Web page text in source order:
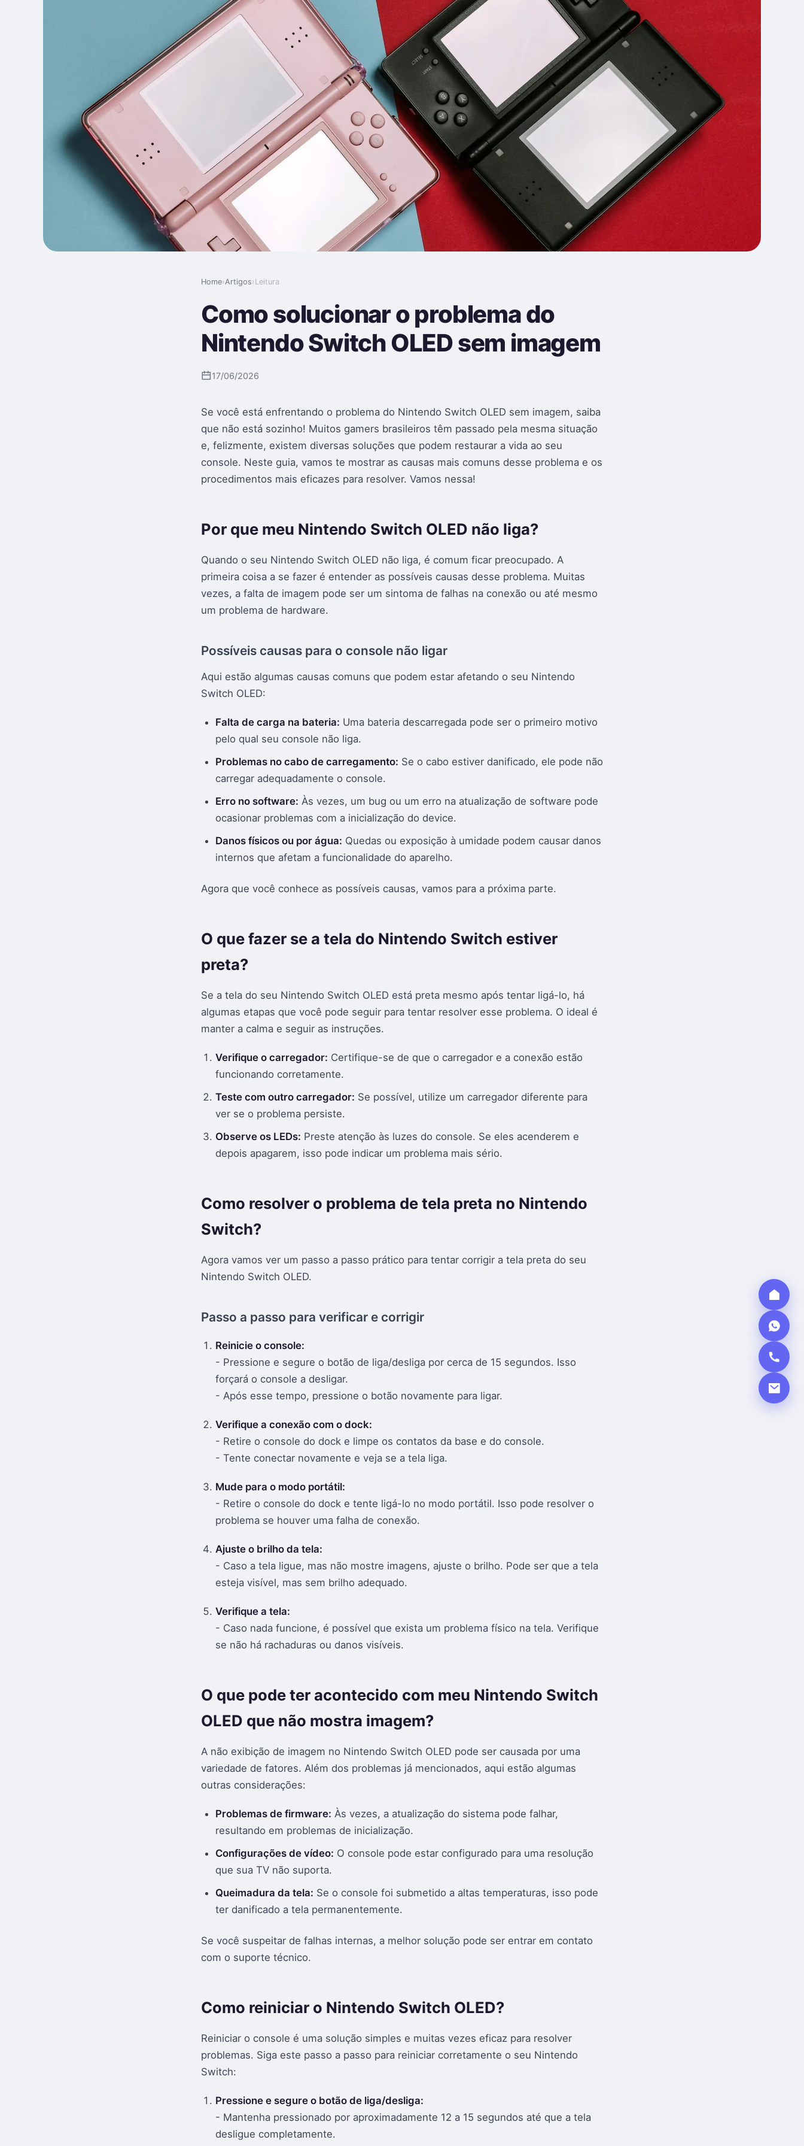
Home›Artigos›Leitura
Como solucionar o problema do
Nintendo Switch OLED sem imagem
17/06/2026
Se você está enfrentando o problema do Nintendo Switch OLED sem imagem, saiba
que não está sozinho! Muitos gamers brasileiros têm passado pela mesma situação
e, felizmente, existem diversas soluções que podem restaurar a vida ao seu
console. Neste guia, vamos te mostrar as causas mais comuns desse problema e os
procedimentos mais eficazes para resolver. Vamos nessa!
Por que meu Nintendo Switch OLED não liga?
Quando o seu Nintendo Switch OLED não liga, é comum ficar preocupado. A
primeira coisa a se fazer é entender as possíveis causas desse problema. Muitas
vezes, a falta de imagem pode ser um sintoma de falhas na conexão ou até mesmo
um problema de hardware.
Possíveis causas para o console não ligar
Aqui estão algumas causas comuns que podem estar afetando o seu Nintendo
Switch OLED:
Falta de carga na bateria: Uma bateria descarregada pode ser o primeiro motivo
pelo qual seu console não liga.
Problemas no cabo de carregamento: Se o cabo estiver danificado, ele pode não
carregar adequadamente o console.
Erro no software: Às vezes, um bug ou um erro na atualização de software pode
ocasionar problemas com a inicialização do device.
Danos físicos ou por água: Quedas ou exposição à umidade podem causar danos
internos que afetam a funcionalidade do aparelho.
Agora que você conhece as possíveis causas, vamos para a próxima parte.
O que fazer se a tela do Nintendo Switch estiver
preta?
Se a tela do seu Nintendo Switch OLED está preta mesmo após tentar ligá-lo, há
algumas etapas que você pode seguir para tentar resolver esse problema. O ideal é
manter a calma e seguir as instruções.
Verifique o carregador: Certifique-se de que o carregador e a conexão estão
funcionando corretamente.
Teste com outro carregador: Se possível, utilize um carregador diferente para
ver se o problema persiste.
Observe os LEDs: Preste atenção às luzes do console. Se eles acenderem e
depois apagarem, isso pode indicar um problema mais sério.
Como resolver o problema de tela preta no Nintendo
Switch?
Agora vamos ver um passo a passo prático para tentar corrigir a tela preta do seu
Nintendo Switch OLED.
Passo a passo para verificar e corrigir
Reinicie o console:
- Pressione e segure o botão de liga/desliga por cerca de 15 segundos. Isso
forçará o console a desligar.
- Após esse tempo, pressione o botão novamente para ligar.
Verifique a conexão com o dock:
- Retire o console do dock e limpe os contatos da base e do console.
- Tente conectar novamente e veja se a tela liga.
Mude para o modo portátil:
- Retire o console do dock e tente ligá-lo no modo portátil. Isso pode resolver o
problema se houver uma falha de conexão.
Ajuste o brilho da tela:
- Caso a tela ligue, mas não mostre imagens, ajuste o brilho. Pode ser que a tela
esteja visível, mas sem brilho adequado.
Verifique a tela:
- Caso nada funcione, é possível que exista um problema físico na tela. Verifique
se não há rachaduras ou danos visíveis.
O que pode ter acontecido com meu Nintendo Switch
OLED que não mostra imagem?
A não exibição de imagem no Nintendo Switch OLED pode ser causada por uma
variedade de fatores. Além dos problemas já mencionados, aqui estão algumas
outras considerações:
Problemas de firmware: Às vezes, a atualização do sistema pode falhar,
resultando em problemas de inicialização.
Configurações de vídeo: O console pode estar configurado para uma resolução
que sua TV não suporta.
Queimadura da tela: Se o console foi submetido a altas temperaturas, isso pode
ter danificado a tela permanentemente.
Se você suspeitar de falhas internas, a melhor solução pode ser entrar em contato
com o suporte técnico.
Como reiniciar o Nintendo Switch OLED?
Reiniciar o console é uma solução simples e muitas vezes eficaz para resolver
problemas. Siga este passo a passo para reiniciar corretamente o seu Nintendo
Switch:
Pressione e segure o botão de liga/desliga:
- Mantenha pressionado por aproximadamente 12 a 15 segundos até que a tela
desligue completamente.